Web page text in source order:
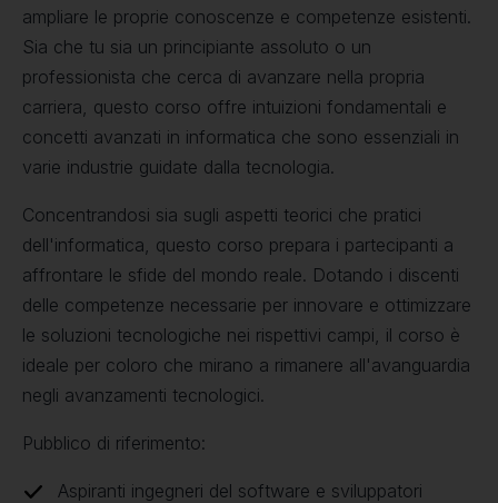
ampliare le proprie conoscenze e competenze esistenti.
Sia che tu sia un principiante assoluto o un
professionista che cerca di avanzare nella propria
carriera, questo corso offre intuizioni fondamentali e
concetti avanzati in informatica che sono essenziali in
varie industrie guidate dalla tecnologia.
Concentrandosi sia sugli aspetti teorici che pratici
dell'informatica, questo corso prepara i partecipanti a
affrontare le sfide del mondo reale. Dotando i discenti
delle competenze necessarie per innovare e ottimizzare
le soluzioni tecnologiche nei rispettivi campi, il corso è
ideale per coloro che mirano a rimanere all'avanguardia
negli avanzamenti tecnologici.
Pubblico di riferimento:
Aspiranti ingegneri del software e sviluppatori